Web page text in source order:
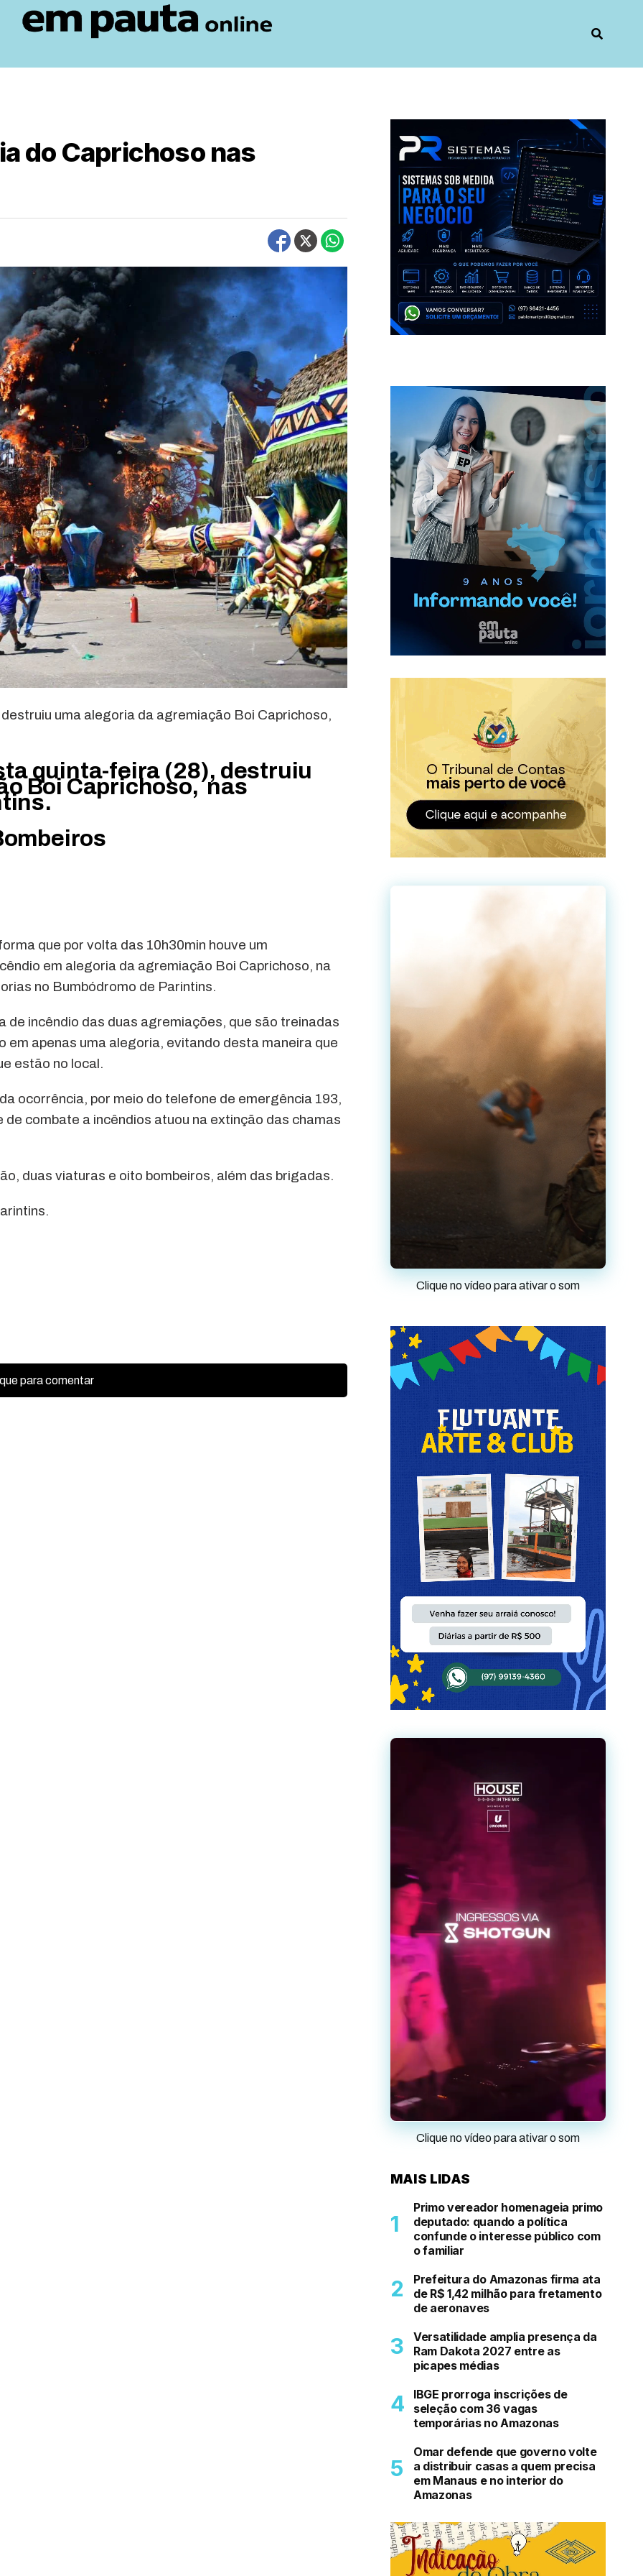
do Caprichoso nas
uma alegoria da agremiação Boi Caprichoso,
quinta-feira (28), destruiu
Boi Caprichoso, nas
que por volta das 10h30min houve um
em alegoria da agremiação Boi Caprichoso, na
no Bumbódromo de Parintins.
de incêndio das duas agremiações, que são treinadas
apenas uma alegoria, evitando desta maneira que
estão no local.
ocorrência, por meio do telefone de emergência 193,
combate a incêndios atuou na extinção das chamas
duas viaturas e oito bombeiros, além das brigadas.
para comentar
Clique no vídeo para ativar o som
Clique no vídeo para ativar o som
MAIS LIDAS
Primo vereador homenageia primo
deputado: quando a política
confunde o interesse público com
o familiar
Prefeitura do Amazonas firma ata
de R$ 1,42 milhão para fretamento
de aeronaves
Versatilidade amplia presença da
Ram Dakota 2027 entre as
picapes médias
IBGE prorroga inscrições de
seleção com 36 vagas
temporárias no Amazonas
Omar defende que governo volte
a distribuir casas a quem precisa
em Manaus e no interior do
Amazonas